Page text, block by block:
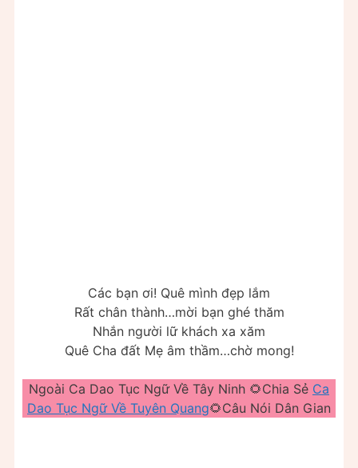
Các bạn ơi! Quê mình đẹp lắm
Rất chân thành…mời bạn ghé thăm
Nhắn người lữ khách xa xăm
Quê Cha đất Mẹ âm thầm…chờ mong!
Ngoài Ca Dao Tục Ngữ Về Tây Ninh 🌻Chia Sẻ Ca
Dao Tục Ngữ Về Tuyên Quang🌻Câu Nói Dân Gian